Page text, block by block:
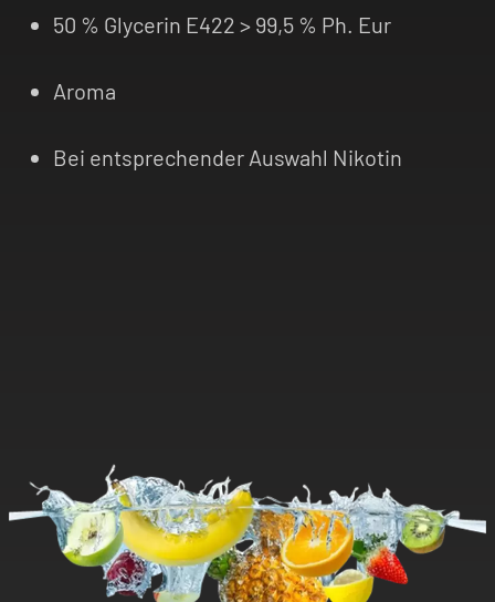
50 % Glycerin E422 > 99,5 % Ph. Eur
Aroma
Bei entsprechender Auswahl Nikotin